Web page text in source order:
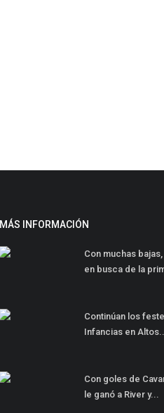
MÁS INFORMACIÓN
Con muchas
en busca de la
Continúan los
Infancias en
Con goles de
le ganó a River y...